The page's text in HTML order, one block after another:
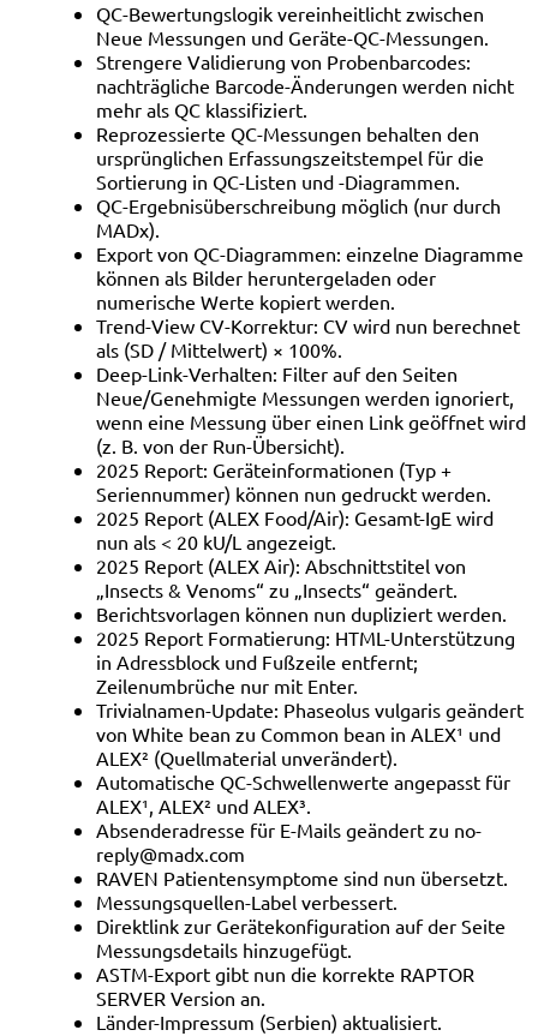
QC-Bewertungslogik vereinheitlicht zwischen
Neue Messungen und Geräte-QC-Messungen.
Strengere Validierung von Probenbarcodes:
nachträgliche Barcode-Änderungen werden nicht
mehr als QC klassifiziert.
Reprozessierte QC-Messungen behalten den
ursprünglichen Erfassungszeitstempel für die
Sortierung in QC-Listen und -Diagrammen.
QC-Ergebnisüberschreibung möglich (nur durch
MADx).
Export von QC-Diagrammen: einzelne Diagramme
können als Bilder heruntergeladen oder
numerische Werte kopiert werden.
Trend-View CV-Korrektur: CV wird nun berechnet
als (SD / Mittelwert) × 100%.
Deep-Link-Verhalten: Filter auf den Seiten
Neue/Genehmigte Messungen werden ignoriert,
wenn eine Messung über einen Link geöffnet wird
(z. B. von der Run-Übersicht).
2025 Report: Geräteinformationen (Typ +
Seriennummer) können nun gedruckt werden.
2025 Report (ALEX Food/Air): Gesamt-IgE wird
nun als < 20 kU/L angezeigt.
2025 Report (ALEX Air): Abschnittstitel von
„Insects & Venoms“ zu „Insects“ geändert.
Berichtsvorlagen können nun dupliziert werden.
2025 Report Formatierung: HTML-Unterstützung
in Adressblock und Fußzeile entfernt;
Zeilenumbrüche nur mit Enter.
Trivialnamen-Update: Phaseolus vulgaris geändert
von White bean zu Common bean in ALEX¹ und
ALEX² (Quellmaterial unverändert).
Automatische QC-Schwellenwerte angepasst für
ALEX¹, ALEX² und ALEX³.
Absenderadresse für E-Mails geändert zu no-
reply@madx.com
RAVEN Patientensymptome sind nun übersetzt.
Messungsquellen-Label verbessert.
Direktlink zur Gerätekonfiguration auf der Seite
Messungsdetails hinzugefügt.
ASTM-Export gibt nun die korrekte RAPTOR
SERVER Version an.
Länder-Impressum (Serbien) aktualisiert.